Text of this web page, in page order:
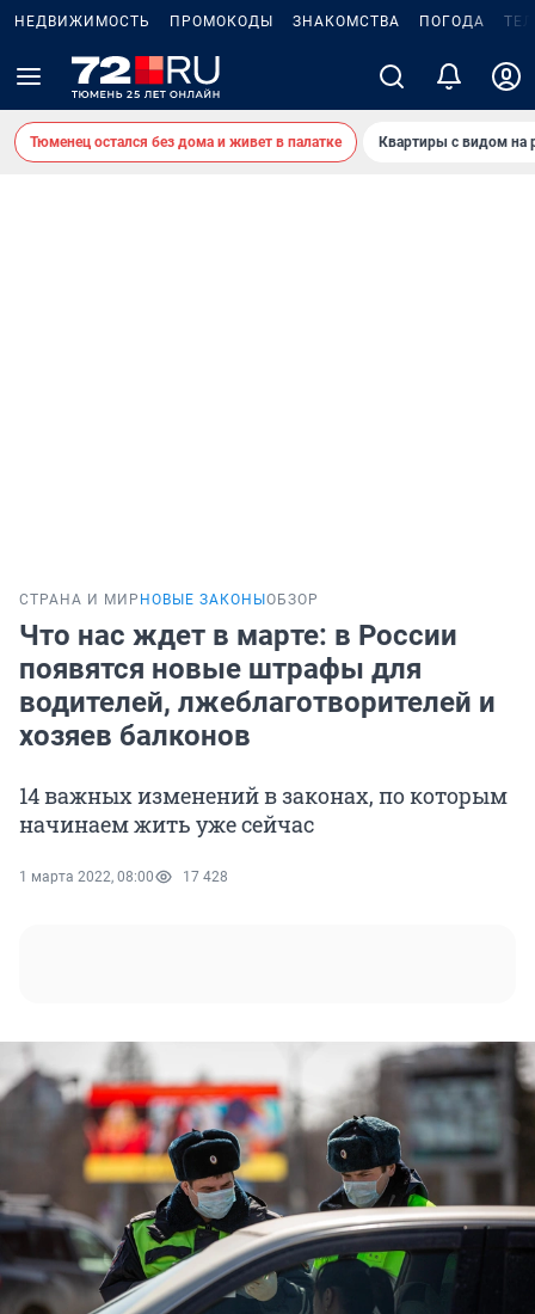
НЕДВИЖИМОСТЬ ПРОМОКОДЫ ЗНАКОМСТВА ПОГОДА
Тюменец остался без дома и живет в палатке Квартиры с видом на
СТРАНА И МИР НОВЫЕ ЗАКОНЫ ОБЗОР
Что нас ждет в марте: в России
появятся новые штрафы для
водителей, лжеблаготворителей и
хозяев балконов
14 важных изменений в законах, по которым
начинаем жить уже сейчас
1 марта 2022, 08:00 17 428